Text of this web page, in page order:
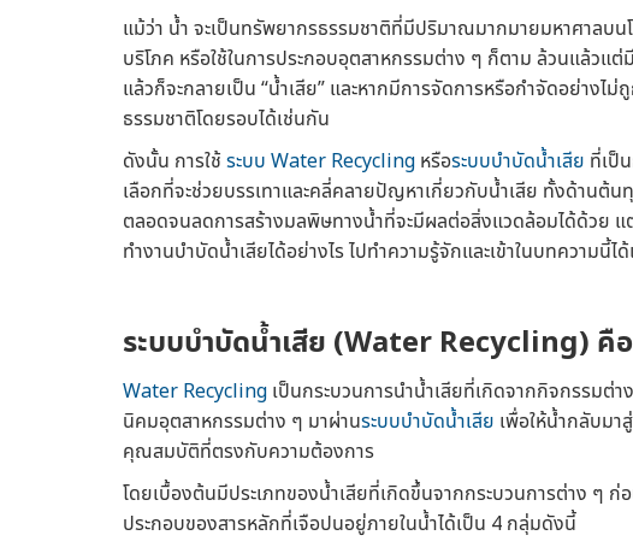
แม้ว่า น้ำ จะเป็นทรัพยากรธรรมชาติที่มีปริมาณมากมายมหาศาลบน
บริโภค หรือใช้ในการประกอบอุตสาหกรรมต่าง ๆ ก็ตาม ล้วนแล้ว
แล้วก็จะกลายเป็น “น้ำเสีย” และหากมีการจัดการหรือกำจัดอย่างไ
ธรรมชาติโดยรอบได้เช่นกัน
ดังนั้น การใช้ ระบบ Water Recycling หรือระบบบำบัดน้ำเสีย ที่เป็
เลือกที่จะช่วยบรรเทาและคลี่คลายปัญหาเกี่ยวกับน้ำเสีย ทั้งด้าน
ตลอดจนลดการสร้างมลพิษทางน้ำที่จะมีผลต่อสิ่งแวดล้อมได้ด้วย แ
ทำงานบำบัดน้ำเสียได้อย่างไร ไปทำความรู้จักและเข้าในบทความนี้ได้
ระบบบำบัดน้ำเสีย (Water Recycling) คื
Water Recycling เป็นกระบวนการนำน้ำเสียที่เกิดจากกิจกรรมต่
นิคมอุตสาหกรรมต่าง ๆ มาผ่านระบบบำบัดน้ำเสีย เพื่อให้น้ำกลับม
คุณสมบัติที่ตรงกับความต้องการ
โดยเบื้องต้นมีประเภทของน้ำเสียที่เกิดขึ้นจากกระบวนการต่าง ๆ ก่
ประกอบของสารหลักที่เจือปนอยู่ภายในน้ำได้เป็น 4 กลุ่มดังนี้